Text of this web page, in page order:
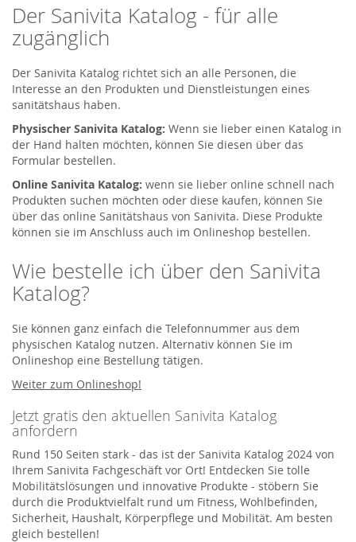
Der Sanivita Katalog - für alle
zugänglich
Der Sanivita Katalog richtet sich an alle Personen, die
Interesse an den Produkten und Dienstleistungen eines
sanitätshaus haben.
Physischer Sanivita Katalog: Wenn sie lieber einen Katalog in
der Hand halten möchten, können Sie diesen über das
Formular bestellen.
Online Sanivita Katalog: wenn sie lieber online schnell nach
Produkten suchen möchten oder diese kaufen, können Sie
über das online Sanitätshaus von Sanivita. Diese Produkte
können sie im Anschluss auch im Onlineshop bestellen.
Wie bestelle ich über den Sanivita
Katalog?
Sie können ganz einfach die Telefonnummer aus dem
physischen Katalog nutzen. Alternativ können Sie im
Onlineshop eine Bestellung tätigen.
Weiter zum Onlineshop!
Jetzt gratis den aktuellen Sanivita Katalog
anfordern
Rund 150 Seiten stark - das ist der Sanivita Katalog 2024 von
Ihrem Sanivita Fachgeschäft vor Ort! Entdecken Sie tolle
Mobilitätslösungen und innovative Produkte - stöbern Sie
durch die Produktvielfalt rund um Fitness, Wohlbefinden,
Sicherheit, Haushalt, Körperpflege und Mobilität. Am besten
gleich bestellen!